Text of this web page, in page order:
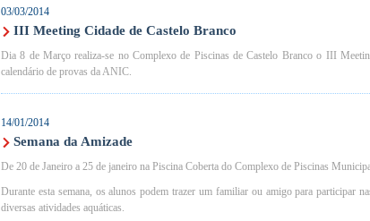
03/03/2014
III Meeting Cidade de Castelo Branco
Dia 8 de Março realiza-se no Complexo de Piscinas de Castelo Branco o III
calendário de provas da ANIC.
14/01/2014
Semana da Amizade
De 20 de Janeiro a 25 de janeiro na Piscina Coberta do Complexo de Piscinas
Durante esta semana, os alunos podem trazer um familiar ou amigo para participar
diversas atividades aquáticas.